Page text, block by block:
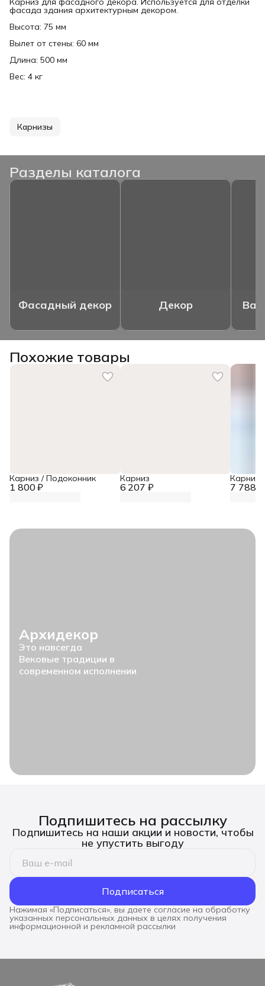
фасада здания архитектурным декором.
Высота: 75 мм
Вылет от стены: 60 мм
Длина: 500 мм
Вес: 4 кг
Карнизы
Разделы каталога
Фасадный декор Декор
Похожие товары
1 800 ₽
Карниз / Подоконник
6 207 ₽
Карниз
7 788 ₽
Карниз
Архидекор
Это навсегда
Вековые традиции в
современном исполнении
Подпишитесь на рассылку
Подпишитесь на наши акции и новости, чтобы
не упустить выгоду
Подписаться
Нажимая «Подписаться», вы даете согласие на обработку
указанных персональных данных в целях получения
информационной и рекламной рассылки